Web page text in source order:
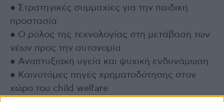
● Στρατηγικές συμμαχίες για την παιδική
προστασία
● Ο ρόλος της τεχνολογίας στη μετάβαση των
νέων προς την αυτονομία
● Αναπτυξιακή υγεία και ψυχική ενδυνάμωση
● Καινοτόμες πηγές χρηματοδότησης στον
χώρο του child welfare